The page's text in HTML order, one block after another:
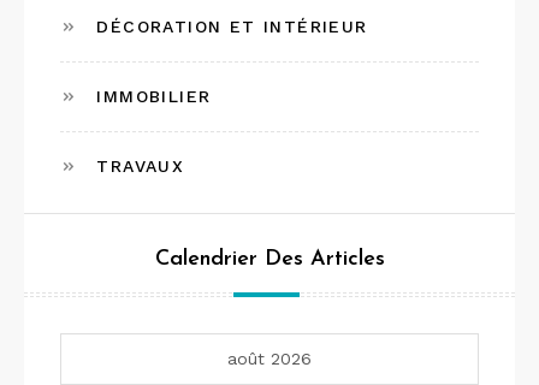
DÉCORATION ET INTÉRIEUR
IMMOBILIER
TRAVAUX
Calendrier Des Articles
août 2026